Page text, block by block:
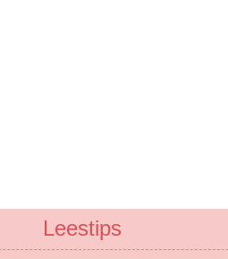
Leestips